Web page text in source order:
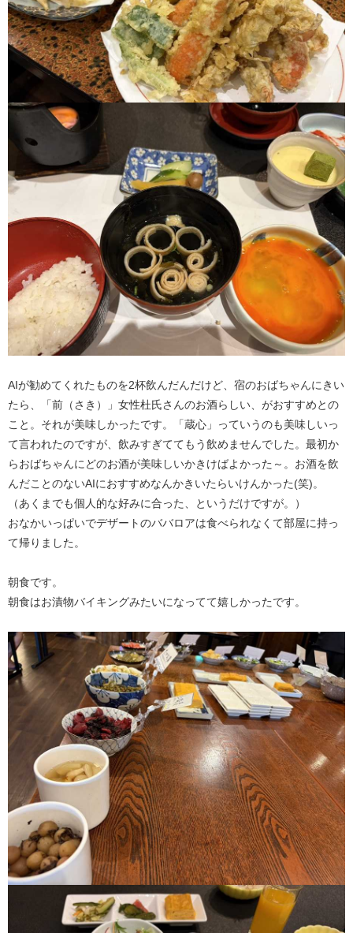
AIが勧めてくれたものを2杯飲んだんだけど、宿のおばちゃんにきい
たら、「前（さき）」女性杜氏さんのお酒らしい、がおすすめとの
こと。それが美味しかったです。「蔵心」っていうのも美味しいっ
て言われたのですが、飲みすぎててもう飲めませんでした。最初か
らおばちゃんにどのお酒が美味しいかきけばよかった～。お酒を飲
んだことのないAIにおすすめなんかきいたらいけんかった(笑)。
（あくまでも個人的な好みに合った、というだけですが。）
おなかいっぱいでデザートのババロアは食べられなくて部屋に持っ
て帰りました。
朝食です。
朝食はお漬物バイキングみたいになってて嬉しかったです。